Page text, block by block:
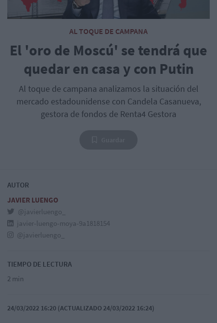
AL TOQUE DE CAMPANA
El 'oro de Moscú' se tendrá que
quedar en casa y con Putin
Al toque de campana analizamos la situación del
mercado estadounidense con Candela Casanueva,
gestora de fondos de Renta4 Gestora
AUTOR
JAVIER LUENGO
@javierluengo_
javier-luengo-moya-9a1818154
@javierluengo_
TIEMPO DE LECTURA
2 min
24/03/2022 16:20 (ACTUALIZADO 24/03/2022 16:24)